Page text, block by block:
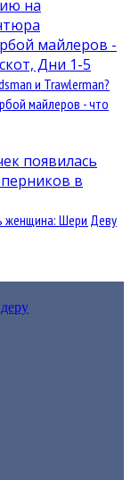
и Trawlerman?
майлеров - что
женщина: Шери Деву